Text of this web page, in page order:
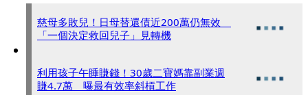
慈母多敗兒！日母替還債近200萬仍無效
「一個決定救回兒子」見轉機
利用孩子午睡賺錢！30歲二寶媽靠副業週
賺4.7萬 曝最有效率斜槓工作